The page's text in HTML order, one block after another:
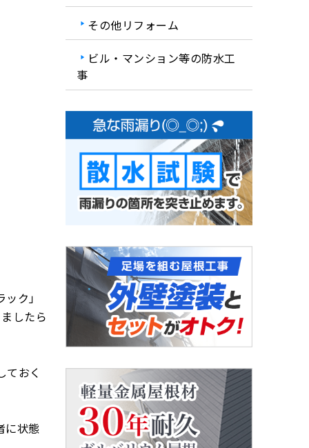
ク」
したら
ておく
に状態
その他リフォーム
ビル・マンション等の防水工
事